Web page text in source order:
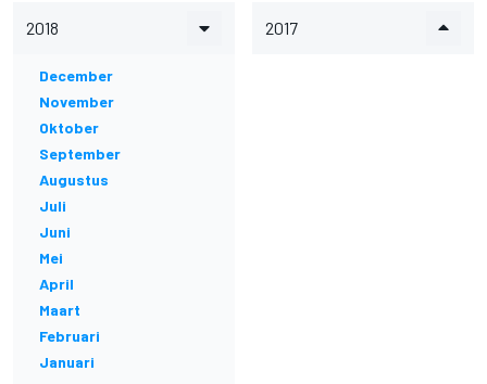
2018
December
November
Oktober
September
Augustus
Juli
Juni
Mei
April
Maart
Februari
Januari
2017